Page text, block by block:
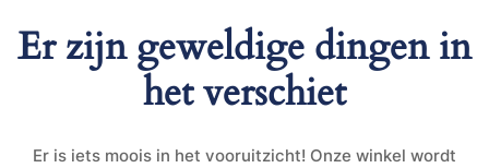
Er zijn geweldige dingen in
het verschiet
Er is iets moois in het vooruitzicht! Onze winkel wordt